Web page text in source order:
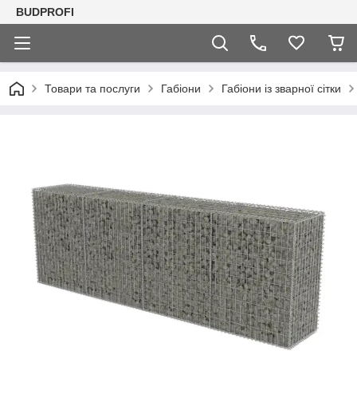
BUDPROFI
Товари та послуги Габіони Габіони із зварної сітки